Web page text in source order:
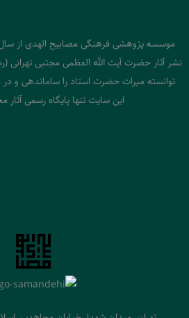
نشر آثار حضرت آیت الله العظمی مجتبی تهرانی
توانسته میراث حضرت استاد را ساماندهی و
این سایت تنها پایگاه رسمی